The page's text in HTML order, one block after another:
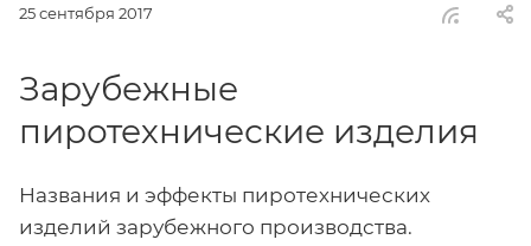
25 сентября 2017
Зарубежные
пиротехнические изделия
Названия и эффекты пиротехнических
изделий зарубежного производства.